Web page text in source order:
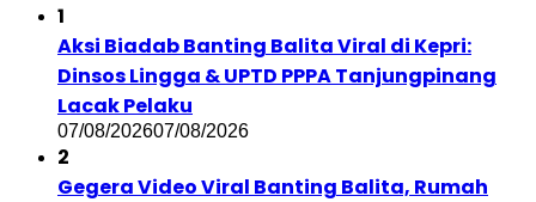
1
Aksi Biadab Banting Balita Viral di Kepri:
Dinsos Lingga & UPTD PPPA Tanjungpinang
Lacak Pelaku
07/08/202607/08/2026
2
Gegera Video Viral Banting Balita, Rumah